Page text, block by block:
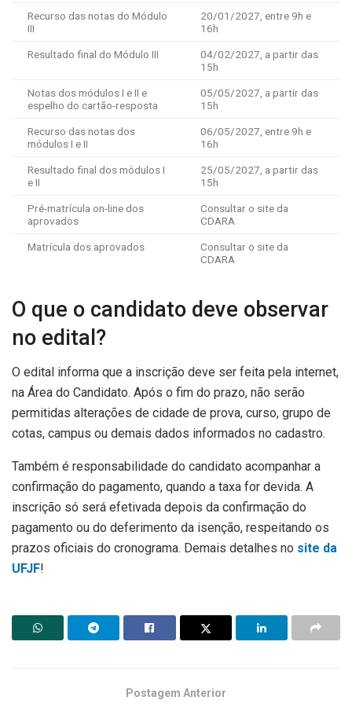
Recurso das notas do Módulo
III
20/01/2027, entre 9h e
16h
Resultado final do Módulo III
04/02/2027, a partir das
15h
Notas dos módulos I e II e
espelho do cartão-resposta
05/05/2027, a partir das
15h
Recurso das notas dos
módulos I e II
06/05/2027, entre 9h e
16h
Resultado final dos módulos I
e II
25/05/2027, a partir das
15h
Pré-matrícula on-line dos
aprovados
Consultar o site da
CDARA
Matrícula dos aprovados
Consultar o site da
CDARA
O que o candidato deve observar
no edital?
O edital informa que a inscrição deve ser feita pela internet,
na Área do Candidato. Após o fim do prazo, não serão
permitidas alterações de cidade de prova, curso, grupo de
cotas, campus ou demais dados informados no cadastro.
Também é responsabilidade do candidato acompanhar a
confirmação do pagamento, quando a taxa for devida. A
inscrição só será efetivada depois da confirmação do
pagamento ou do deferimento da isenção, respeitando os
prazos oficiais do cronograma. Demais detalhes no site da
UFJF!
Postagem Anterior